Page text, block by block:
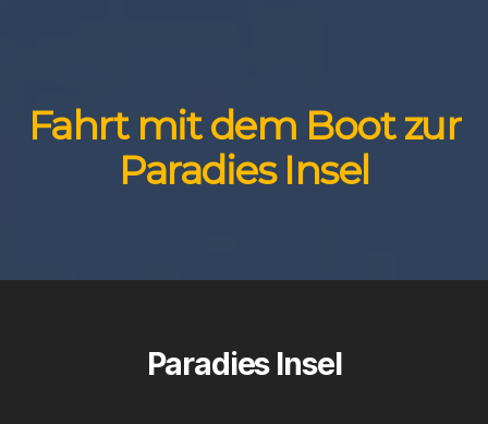
Fahrt mit dem Boot zur
Paradies Insel
Paradies Insel